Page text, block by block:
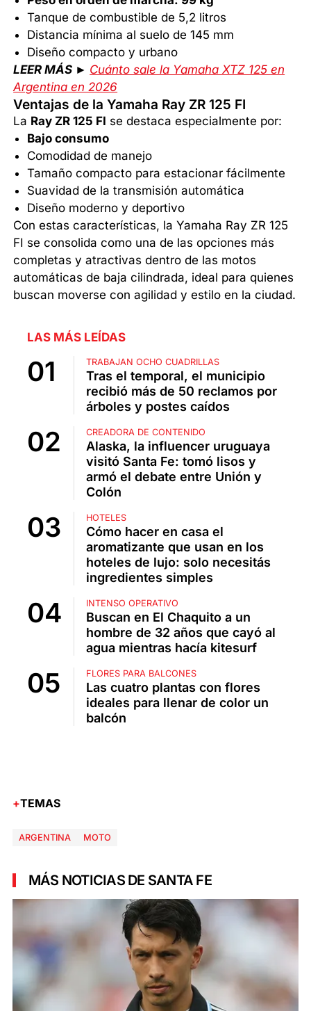
Tanque de combustible de 5,2 litros
Distancia mínima al suelo de 145 mm
Diseño compacto y urbano
LEER MÁS ► Cuánto sale la Yamaha XTZ 125 en
Argentina en 2026
Ventajas de la Yamaha Ray ZR 125 FI
La Ray ZR 125 FI se destaca especialmente por:
Bajo consumo
Comodidad de manejo
Tamaño compacto para estacionar fácilmente
Suavidad de la transmisión automática
Diseño moderno y deportivo
Con estas características, la Yamaha Ray ZR 125
FI se consolida como una de las opciones más
completas y atractivas dentro de las motos
automáticas de baja cilindrada, ideal para quienes
buscan moverse con agilidad y estilo en la ciudad.
LAS MÁS LEÍDAS
TRABAJAN OCHO CUADRILLAS
Tras el temporal, el municipio
recibió más de 50 reclamos por
árboles y postes caídos
CREADORA DE CONTENIDO
Alaska, la influencer uruguaya
visitó Santa Fe: tomó lisos y
armó el debate entre Unión y
Colón
HOTELES
Cómo hacer en casa el
aromatizante que usan en los
hoteles de lujo: solo necesitás
ingredientes simples
INTENSO OPERATIVO
Buscan en El Chaquito a un
hombre de 32 años que cayó al
agua mientras hacía kitesurf
FLORES PARA BALCONES
Las cuatro plantas con flores
ideales para llenar de color un
balcón
TEMAS
ARGENTINA MOTO
MÁS NOTICIAS DE SANTA FE